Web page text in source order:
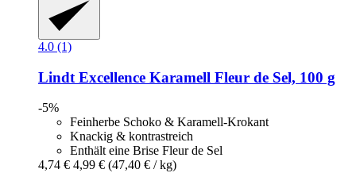
4.0 (1)
Lindt Excellence Karamell Fleur de Sel, 100 g
-5%
Feinherbe Schoko & Karamell-Krokant
Knackig & kontrastreich
Enthält eine Brise Fleur de Sel
4,74 € 4,99 € (47,40 € / kg)